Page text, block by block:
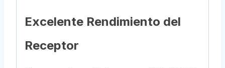
Excelente Rendimiento del
Receptor